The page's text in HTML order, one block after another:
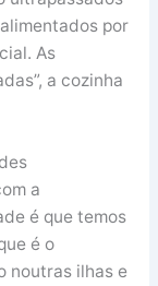
por
As
a cozinha
a
é que temos
é o
noutras ilhas e